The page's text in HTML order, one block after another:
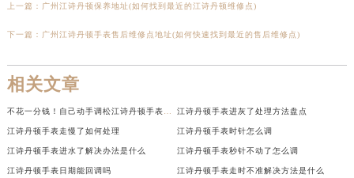
上一篇： 广州江诗丹顿保养地址(如何找到最近的江诗丹顿维修点)
下一篇： 广州江诗丹顿手表售后维修点地址(如何快速找到最近的售后维修点)
相关文章
不花一分钱！自己动手调松江诗丹顿手表表带 江诗丹顿手表进灰了处理方法盘点
江诗丹顿手表走慢了如何处理 江诗丹顿手表时针怎么调
江诗丹顿手表进水了解决办法是什么 江诗丹顿手表秒针不动了怎么调
江诗丹顿手表日期能回调吗 江诗丹顿手表走时不准解决方法是什么